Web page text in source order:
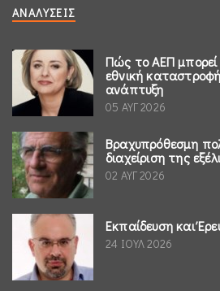
ΑΝΑΛΎΣΕΙΣ
Πώς το ΑΕΠ μπορεί
εθνική
ανάπτυξη
05 ΑΥΓ 2026
Βραχυπρόθεσμη
διαχείριση της
02 ΑΥΓ 2026
Εκπαίδευση και
24 ΙΟΥΛ 2026